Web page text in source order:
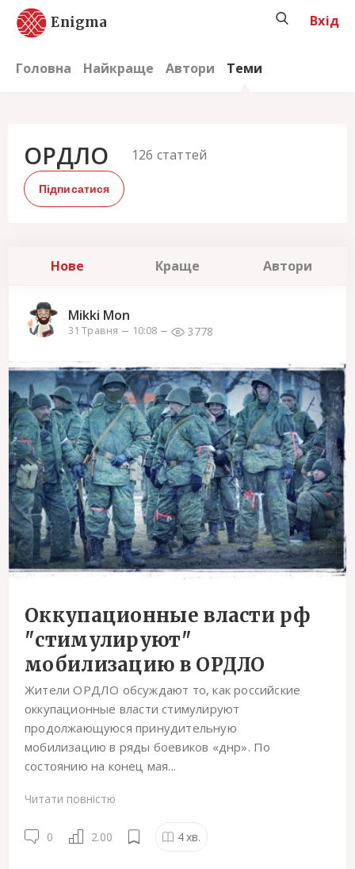
Enigma
Головна Найкраще Автори Теми
Вхід
ОРДЛО 126 статтей
Підписатися
Нове Краще Автори
Mikki Mon
31 Травня 10:08 3778
Оккупационные власти рф
"стимулируют"
мобилизацию в ОРДЛО
Жители ОРДЛО обсуждают то, как российские
оккупационные власти стимулируют
продолжающуюся принудительную
мобилизацию в ряды боевиков «днр». По
состоянию на конец мая...
Читати повністю
0 2.00 4хв.